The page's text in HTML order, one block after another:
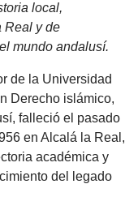
local,
Real y de
mundo andalusí.
de la Universidad
Derecho islámico,
falleció el pasado
en Alcalá la Real,
académica y
del legado